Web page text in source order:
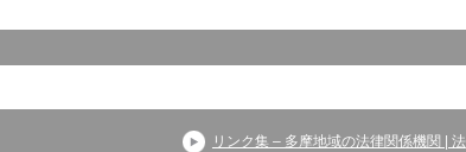
リンク集 – 多摩地域の法律関係機関 | 法